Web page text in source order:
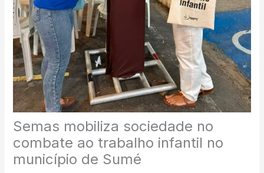
Semas mobiliza sociedade no
combate ao trabalho infantil no
município de Sumé